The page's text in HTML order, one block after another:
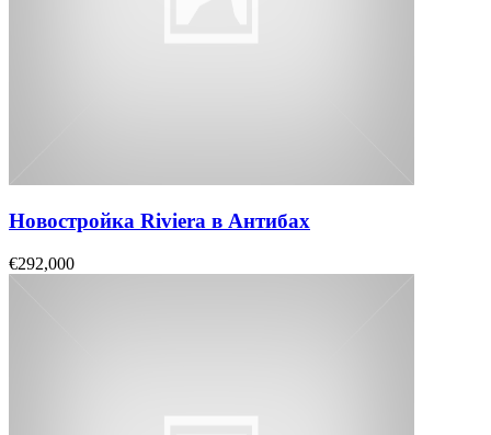
Новостройка Riviera в Антибах
€292,000